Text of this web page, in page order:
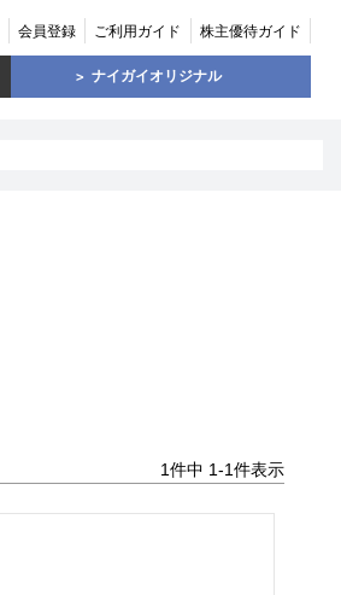
会員登録 ご利用ガイド 株主優待ガイド
ナイガイオリジナル
1件中 1-1件表示